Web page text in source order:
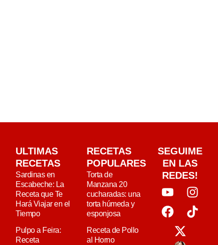
ULTIMAS
RECETAS
Sardinas en
Escabeche: La
Receta que Te
Hará Viajar en el
Tiempo
Pulpo a Feira:
Receta
RECETAS
POPULARES
Torta de
Manzana 20
cucharadas: una
torta húmeda y
esponjosa
Receta de Pollo
al Horno
SEGUIME
EN LAS
REDES!